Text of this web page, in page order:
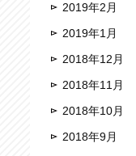
2019年2月
2019年1月
2018年12月
2018年11月
2018年10月
2018年9月